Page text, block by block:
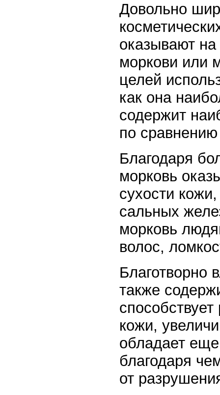
Довольно
оказывают
моркови или
целей
как она
содержит
по
Благодаря
морковь
сухости
сальных
морковь
волос,
Благотворно
также
кожи,
обладает
благодаря
от